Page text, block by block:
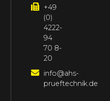
+49
(0)
4222-
94
70 8-
20
info@ahs-
prueftechnik.de